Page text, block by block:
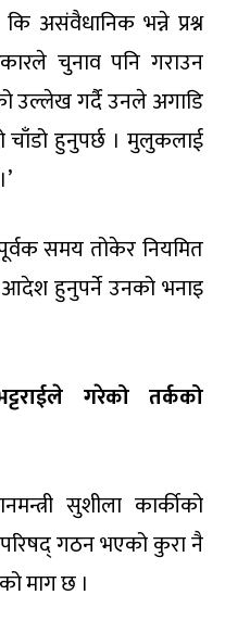
असंवैधानिक भन्ने प्रश्न
चुनाव पनि गराउन
उल्लेख गर्दै उनले अगाडि
हुनुपर्छ । मुलुकलाई
समय तोकेर नियमित
हुनुपर्ने उनको भनाइ
गरेको तर्कको
सुशीला कार्कीको
गठन भएको कुरा नै
माग छ ।